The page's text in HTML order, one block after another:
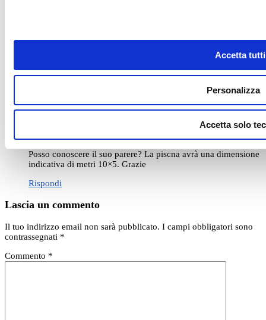
Accetta tutti
Personalizza
Accetta solo
Blumarine a bassa pressione e dell’ossidazione catalitica
manutenzione.
3. MICROFILTRAZIONE INATTACCABILE DAI BATTERI
Utilizziamo materiale filtrante bio-resistente e inattaccabile
formazione di alghe. Nel sistema XTREME raggiungiamo un
Posso conoscere il suo parere? La piscna avrà una dimensione
indicativa di metri 10×5. Grazie
Rispondi
Lascia un commento
Il tuo indirizzo email non sarà pubblicato. I campi obbligatori sono
contrassegnati *
Commento *